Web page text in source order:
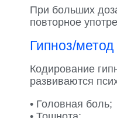
При больших
повторное
Гипноз/
Кодирование
развиваются
• Головная боль;